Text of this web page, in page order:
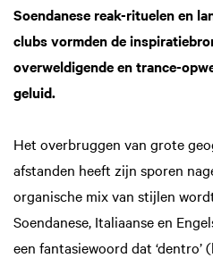
Soendanese reak-rituelen en
clubs vormden de
overweldigende en trance-
geluid.
Het overbruggen van grote
afstanden heeft zijn sporen
organische mix van stijlen
Soendanese, Italiaanse en
een fantasiewoord dat ‘dentro’